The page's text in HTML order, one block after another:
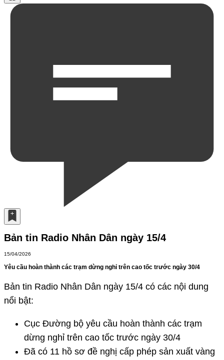
Bản tin Radio Nhân Dân ngày 15/4
15/04/2026
Yêu cầu hoàn thành các trạm dừng nghỉ trên cao tốc trước ngày 30/4
Bản tin Radio Nhân Dân ngày 15/4 có các nội dung
nổi bật:
Cục Đường bộ yêu cầu hoàn thành các trạm
dừng nghỉ trên cao tốc trước ngày 30/4
Đã có 11 hồ sơ đề nghị cấp phép sản xuất vàng